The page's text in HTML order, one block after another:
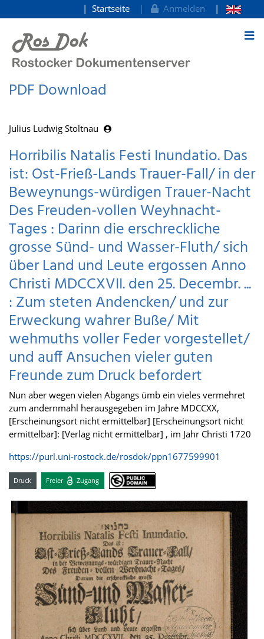
zum Inhalt
Startseite Anmelden
PDF Download
Julius Ludwig Stoltnau
Horribilis Natalis Festi Inundatio. Das
ist: Ost-Frieß-Lands Trauer-Fall/ in der
Beweynungs-würdigen Trauer-Nacht
Des Freuden-vollen Weyhnacht-
Tages : Darinn die erschreckliche
grosse Sünd- und Wasser-Fluth/ sich
über Land und Leute ergossen Anno
Christi MDCCXVII. den 25. Decembr. ...
: Zum steten Andencken/ und zur
Erweckung wahrer Buße/ Mit
wehmuths voller Feder vorgestellet/
und auff Ansuchen vieler guten
Freunde zum Druck befordert
Nun aber wegen vielen Abgangs ümb ein vieles vermehret
zum andernmahl herausgegeben im Jahre MDCCXX,
[Erscheinungsort nicht ermittelbar] [Erscheinungsort nicht
ermittelbar]: [Verlag nicht ermittelbar] , im Jahr Christi 1720
https://purl.uni-rostock.de/rosdok/ppn1677599901
Druck Freier Zugang